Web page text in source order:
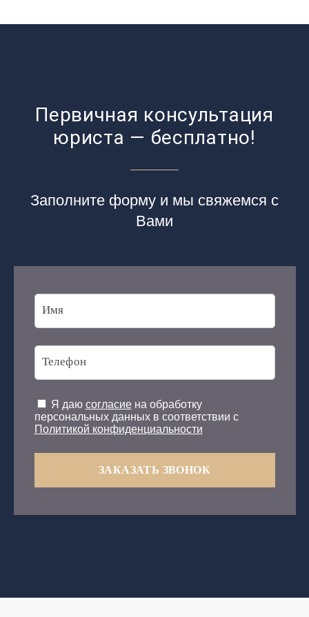
Первичная консультация
юриста — бесплатно!
Заполните форму и мы свяжемся с
Вами
Я даю согласиена обработку
персональных данных в соответствии с
Политикой конфиденциальности
ЗАКАЗАТЬ ЗВОНОК